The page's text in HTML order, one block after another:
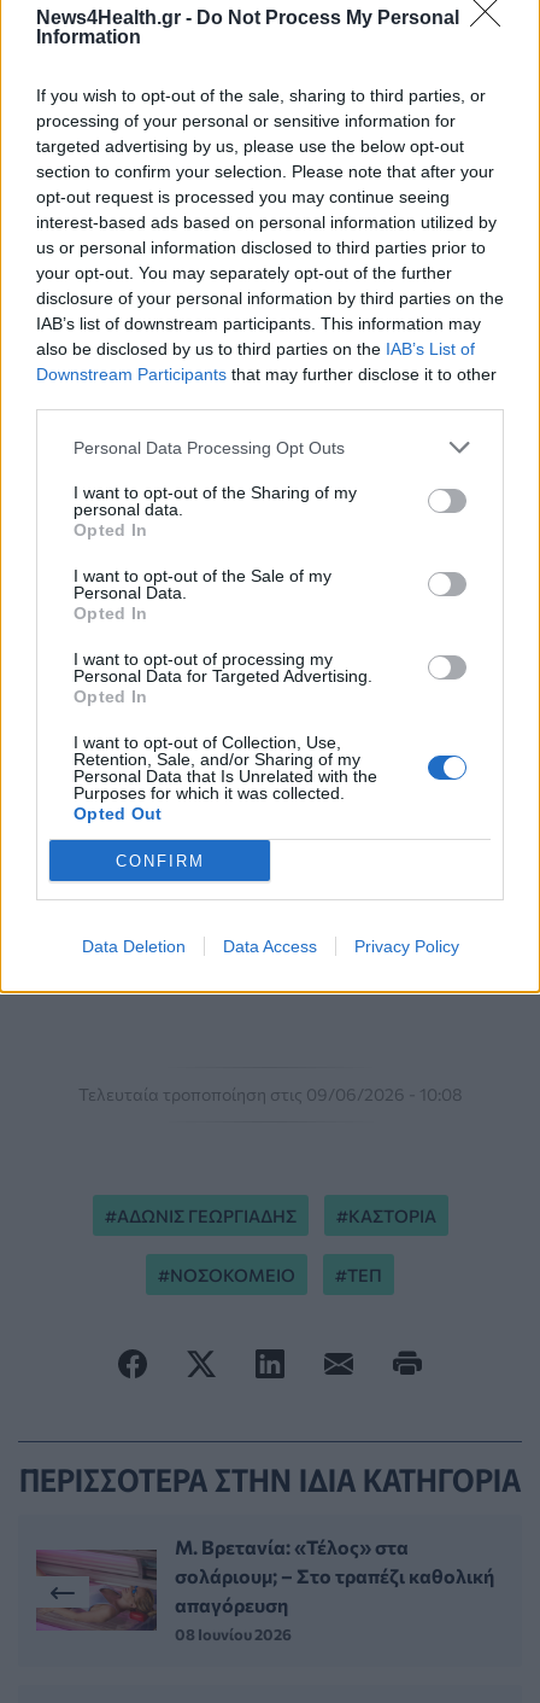
News4Health.gr - Do Not Process My Personal
Information
If you wish to opt-out of the sale, sharing to third parties, or
processing of your personal or sensitive information for
targeted advertising by us, please use the below opt-out
section to confirm your selection. Please note that after your
opt-out request is processed you may continue seeing
interest-based ads based on personal information utilized by
us or personal information disclosed to third parties prior to
your opt-out. You may separately opt-out of the further
disclosure of your personal information by third parties on the
IAB’s list of downstream participants. This information may
also be disclosed by us to third parties on the IAB’s List of
Downstream Participants that may further disclose it to other
Personal Data Processing Opt Outs
I want to opt-out of the Sharing of my
personal data.
Opted In
I want to opt-out of the Sale of my
Personal Data.
Opted In
I want to opt-out of processing my
Personal Data for Targeted Advertising.
Opted In
I want to opt-out of Collection, Use,
Retention, Sale, and/or Sharing of my
Personal Data that Is Unrelated with the
Purposes for which it was collected.
Opted Out
CONFIRM
Data Deletion Data Access Privacy Policy
'Αργους Ορεστικού, Πάνος Κεπαπτσόγλου, κι ο
διοικητής της 3ης ΥΠΕ.
Σε ανάρτηση του στο Χ, ο υπουργός δεν παρέλειψε να
σχολιάσει τις τελικά λίγες αντιδράσεις κατά την
επίσκεψη του, παρά το γεγονός ότι "οι κομμουνιστές"
τον είχαν κηρύξει ανεπιθύμητο πρόσωπο.
Error loading embed
Τελευταία τροποποίηση στις 09/06/2026 - 10:08
ΑΔΩΝΙΣ ΓΕΩΡΓΙΑΔΗΣ ΚΑΣΤΟΡΙΑ
ΝΟΣΟΚΟΜΕΙΟ ΤΕΠ
ΠΕΡΙΣΣΟΤΕΡΑ ΣΤΗΝ ΙΔΙΑ ΚΑΤΗΓΟΡΙΑ
Μ. Βρετανία: «Τέλος» στα
σολάριουμ; – Στο τραπέζι καθολική
απαγόρευση
08 Ιουνίου 2026